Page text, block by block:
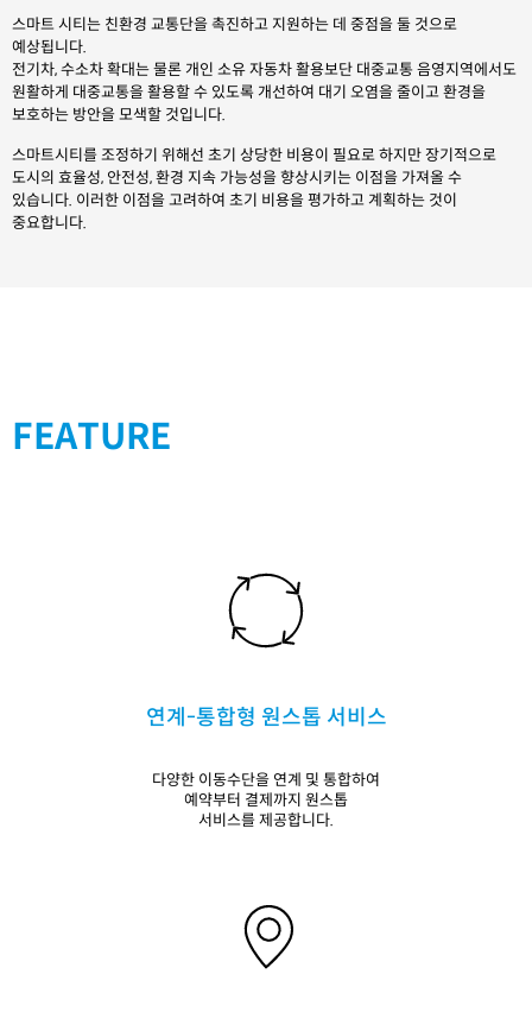
스마트 시티는 친환경 교통단을 촉진하고 지원하는 데 중점을 둘 것으로
예상됩니다.
전기차, 수소차 확대는 물론 개인 소유 자동차 활용보단 대중교통 음영지역에서도
원활하게 대중교통을 활용할 수 있도록 개선하여 대기 오염을 줄이고 환경을
보호하는 방안을 모색할 것입니다.
스마트시티를 조정하기 위해선 초기 상당한 비용이 필요로 하지만 장기적으로
도시의 효율성, 안전성, 환경 지속 가능성을 향상시키는 이점을 가져올 수
있습니다. 이러한 이점을 고려하여 초기 비용을 평가하고 계획하는 것이
중요합니다.
FEATURE
연계-통합형 원스톱 서비스
다양한 이동수단을 연계 및 통합하여
예약부터 결제까지 원스톱
서비스를 제공합니다.